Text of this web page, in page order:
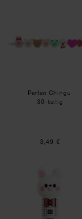
Perlen
Perlen Chingu
30-teilig
3,49 €
Paper